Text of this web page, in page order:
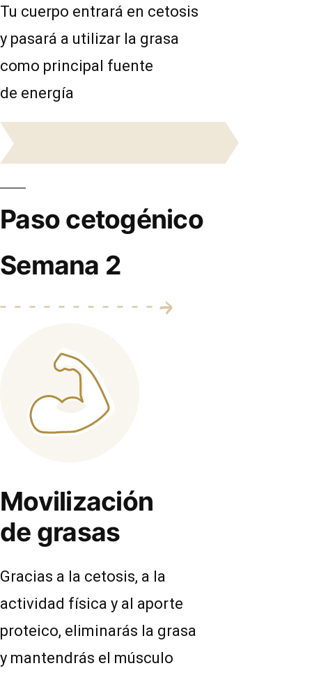
Tu cuerpo entrará en cetosis
y pasará a utilizar la grasa
como principal fuente
de energía
Paso cetogénico
Semana 2
Movilización
de grasas
Gracias a la cetosis, a la
actividad física y al aporte
proteico, eliminarás la grasa
y mantendrás el músculo